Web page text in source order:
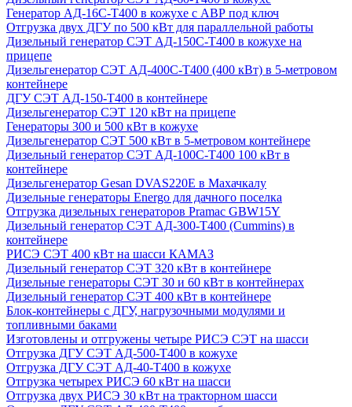
Генератор АД-16С-Т400 в кожухе с АВР под ключ
Отгрузка двух ДГУ по 500 кВт для параллельной работы
Дизельный генератор СЭТ АД-150С-Т400 в кожухе на
прицепе
Дизельгенератор СЭТ АД-400С-Т400 (400 кВт) в 5-метровом
контейнере
ДГУ СЭТ АД-150-Т400 в контейнере
Дизельгенератор СЭТ 120 кВт на прицепе
Генераторы 300 и 500 кВт в кожухе
Дизельгенератор СЭТ 500 кВт в 5-метровом контейнере
Дизельный генератор СЭТ АД-100С-Т400 100 кВт в
контейнере
Дизельгенератор Gesan DVAS220E в Махачкалу
Дизельные генераторы Energo для дачного поселка
Отгрузка дизельных генераторов Pramac GВW15Y
Дизельный генератор СЭТ АД-300-Т400 (Cummins) в
контейнере
РИСЭ СЭТ 400 кВт на шасси КАМАЗ
Дизельный генератор СЭТ 320 кВт в контейнере
Дизельные генераторы СЭТ 30 и 60 кВт в контейнерах
Дизельный генератор СЭТ 400 кВт в контейнере
Блок-контейнеры с ДГУ, нагрузочными модулями и
топливными баками
Изготовлены и отгружены четыре РИСЭ СЭТ на шасси
Отгрузка ДГУ СЭТ АД-500-Т400 в кожухе
Отгрузка ДГУ СЭТ АД-40-Т400 в кожухе
Отгрузка четырех РИСЭ 60 кВт на шасси
Отгрузка двух РИСЭ 30 кВт на тракторном шасси